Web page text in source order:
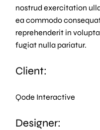
nostrud exercitation
ea commodo
reprehenderit in
fugiat nulla pariatur.
Client:
Qode Interactive
Designer: